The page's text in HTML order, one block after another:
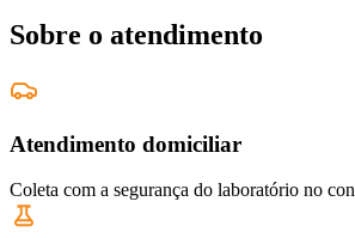
Sobre o atendimento
Atendimento domiciliar
Coleta com a segurança do laboratório no